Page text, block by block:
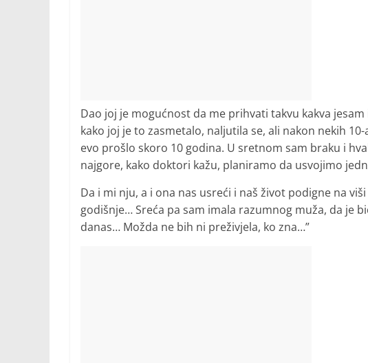
Dao joj je mogućnost da me prihvati takvu kakva
kako joj je to zasmetalo, naljutila se, ali nakon nekih
evo prošlo skoro 10 godina. U sretnom sam braku i
najgore, kako doktori kažu, planiramo da usvojimo
Da i mi nju, a i ona nas usreći i naš život podigne na
godišnje… Sreća pa sam imala razumnog muža, da je
danas… Možda ne bih ni preživjela, ko zna…”